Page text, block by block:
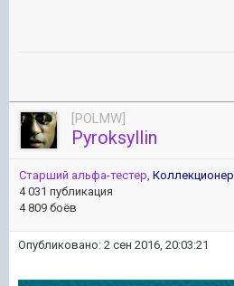
[POLMW]
Pyroksyllin
Старший альфа-тестер, Коллекционер
4 031 публикация
4 809 боёв
Опубликовано: 2 сен 2016, 20:03:21